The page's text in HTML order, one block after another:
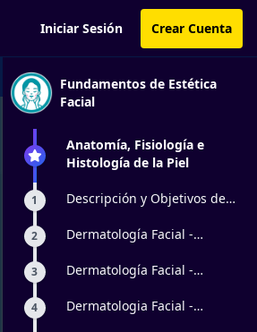
Iniciar Sesión Crear Cuenta
Fundamentos de Estética
Facial
Anatomía, Fisiología e
Histología de la Piel
1
Descripción y Objetivos del
2
Dermatología Facial -
3
Dermatología Facial -
4
Dermatologia Facial -